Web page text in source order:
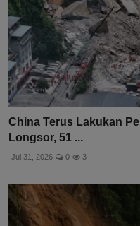
China Terus Lakukan
Longsor, 51 ...
Jul 31, 2026 0 3